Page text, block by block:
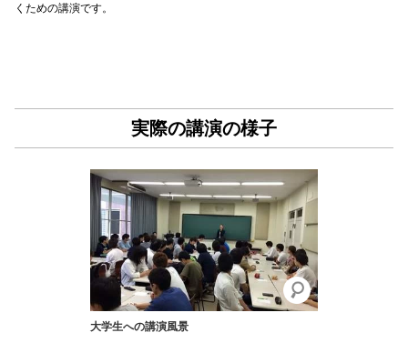
くための講演です。
実際の講演の様子
大学生への講演風景